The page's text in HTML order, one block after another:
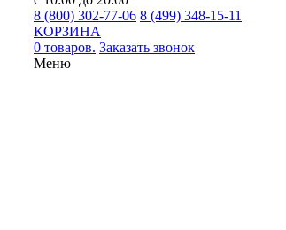
8 (800) 302-77-06 8 (499) 348-15-11
КОРЗИНА
0 товаров. Заказать звонок
Меню